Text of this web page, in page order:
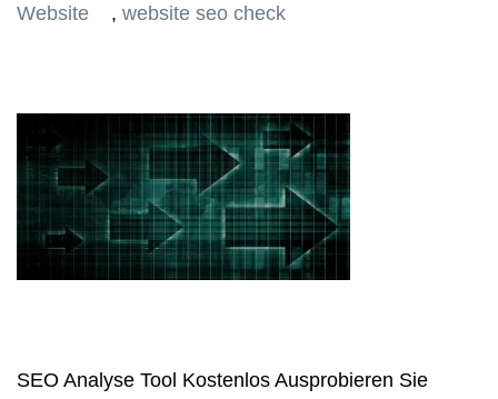
Website
, website seo check
SEO Analyse Tool Kostenlos Ausprobieren Sie